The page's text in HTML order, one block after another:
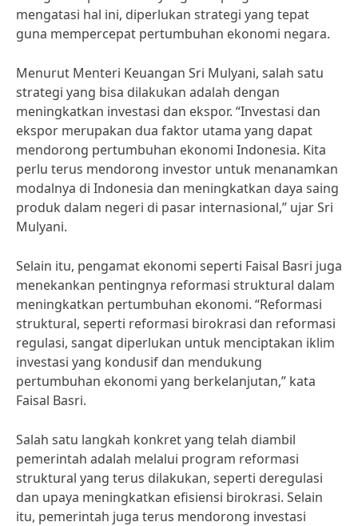
mengatasi hal ini, diperlukan strategi yang tepat
guna mempercepat pertumbuhan ekonomi negara.
Menurut Menteri Keuangan Sri Mulyani, salah satu
strategi yang bisa dilakukan adalah dengan
meningkatkan investasi dan ekspor. “Investasi dan
ekspor merupakan dua faktor utama yang dapat
mendorong pertumbuhan ekonomi Indonesia. Kita
perlu terus mendorong investor untuk menanamkan
modalnya di Indonesia dan meningkatkan daya saing
produk dalam negeri di pasar internasional,” ujar Sri
Mulyani.
Selain itu, pengamat ekonomi seperti Faisal Basri juga
menekankan pentingnya reformasi struktural dalam
meningkatkan pertumbuhan ekonomi. “Reformasi
struktural, seperti reformasi birokrasi dan reformasi
regulasi, sangat diperlukan untuk menciptakan iklim
investasi yang kondusif dan mendukung
pertumbuhan ekonomi yang berkelanjutan,” kata
Faisal Basri.
Salah satu langkah konkret yang telah diambil
pemerintah adalah melalui program reformasi
struktural yang terus dilakukan, seperti deregulasi
dan upaya meningkatkan efisiensi birokrasi. Selain
itu, pemerintah juga terus mendorong investasi